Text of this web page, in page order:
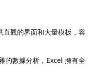
直觀的界面和大量模板，容
的數據分析，Excel 擁有全